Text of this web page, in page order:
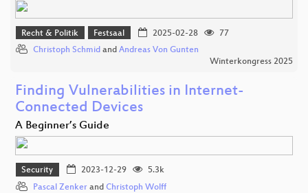
Recht & Politik Festsaal 2025-02-28
77
Christoph Schmid and Andreas Von Gunten
Winterkongress 2025
Finding Vulnerabilities in Internet-
Connected Devices
A Beginner’s Guide
Security 2023-12-29
5.3k
Pascal Zenker and Christoph Wolff